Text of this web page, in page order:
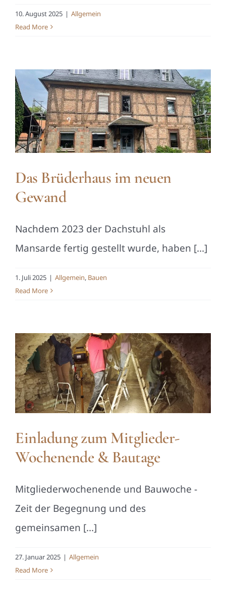
10. August 2025 | Allgemein
Read More
Das Brüderhaus im neuen
Gewand
Nachdem 2023 der Dachstuhl als
Mansarde fertig gestellt wurde, haben [...]
1. Juli 2025 | Allgemein, Bauen
Read More
Einladung zum Mitglieder-
Wochenende & Bautage
Mitgliederwochenende und Bauwoche -
Zeit der Begegnung und des
gemeinsamen [...]
27. Januar 2025 | Allgemein
Read More